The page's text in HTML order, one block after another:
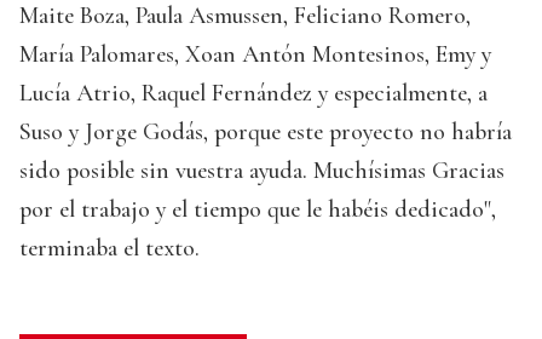
Maite Boza, Paula Asmussen, Feliciano Romero,
María Palomares, Xoan Antón Montesinos, Emy y
Lucía Atrio, Raquel Fernández y especialmente, a
Suso y Jorge Godás, porque este proyecto no habría
sido posible sin vuestra ayuda. Muchísimas Gracias
por el trabajo y el tiempo que le habéis dedicado",
terminaba el texto.